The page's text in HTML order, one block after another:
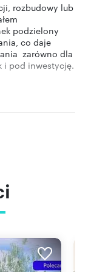
rozbudowy lub
podzielony
co daje
zarówno dla
i pod inwestycję.
bardzo dobre
do WKD,
wygodę
tej
m2 )